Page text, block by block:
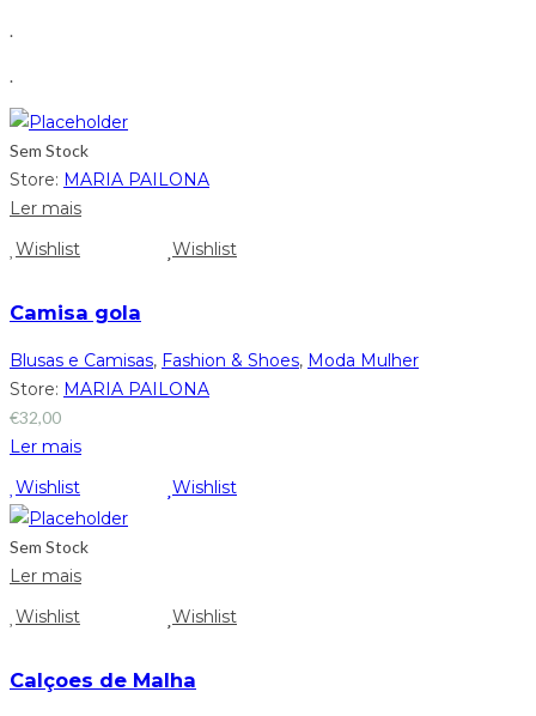
.
.
Sem Stock
Store: MARIA PAILONA
Ler mais
Wishlist
Wishlist
Camisa gola
Blusas e Camisas, Fashion & Shoes, Moda Mulher
Store: MARIA PAILONA
€32,00
Ler mais
Wishlist
Wishlist
Sem Stock
Ler mais
Wishlist
Wishlist
Calçoes de Malha